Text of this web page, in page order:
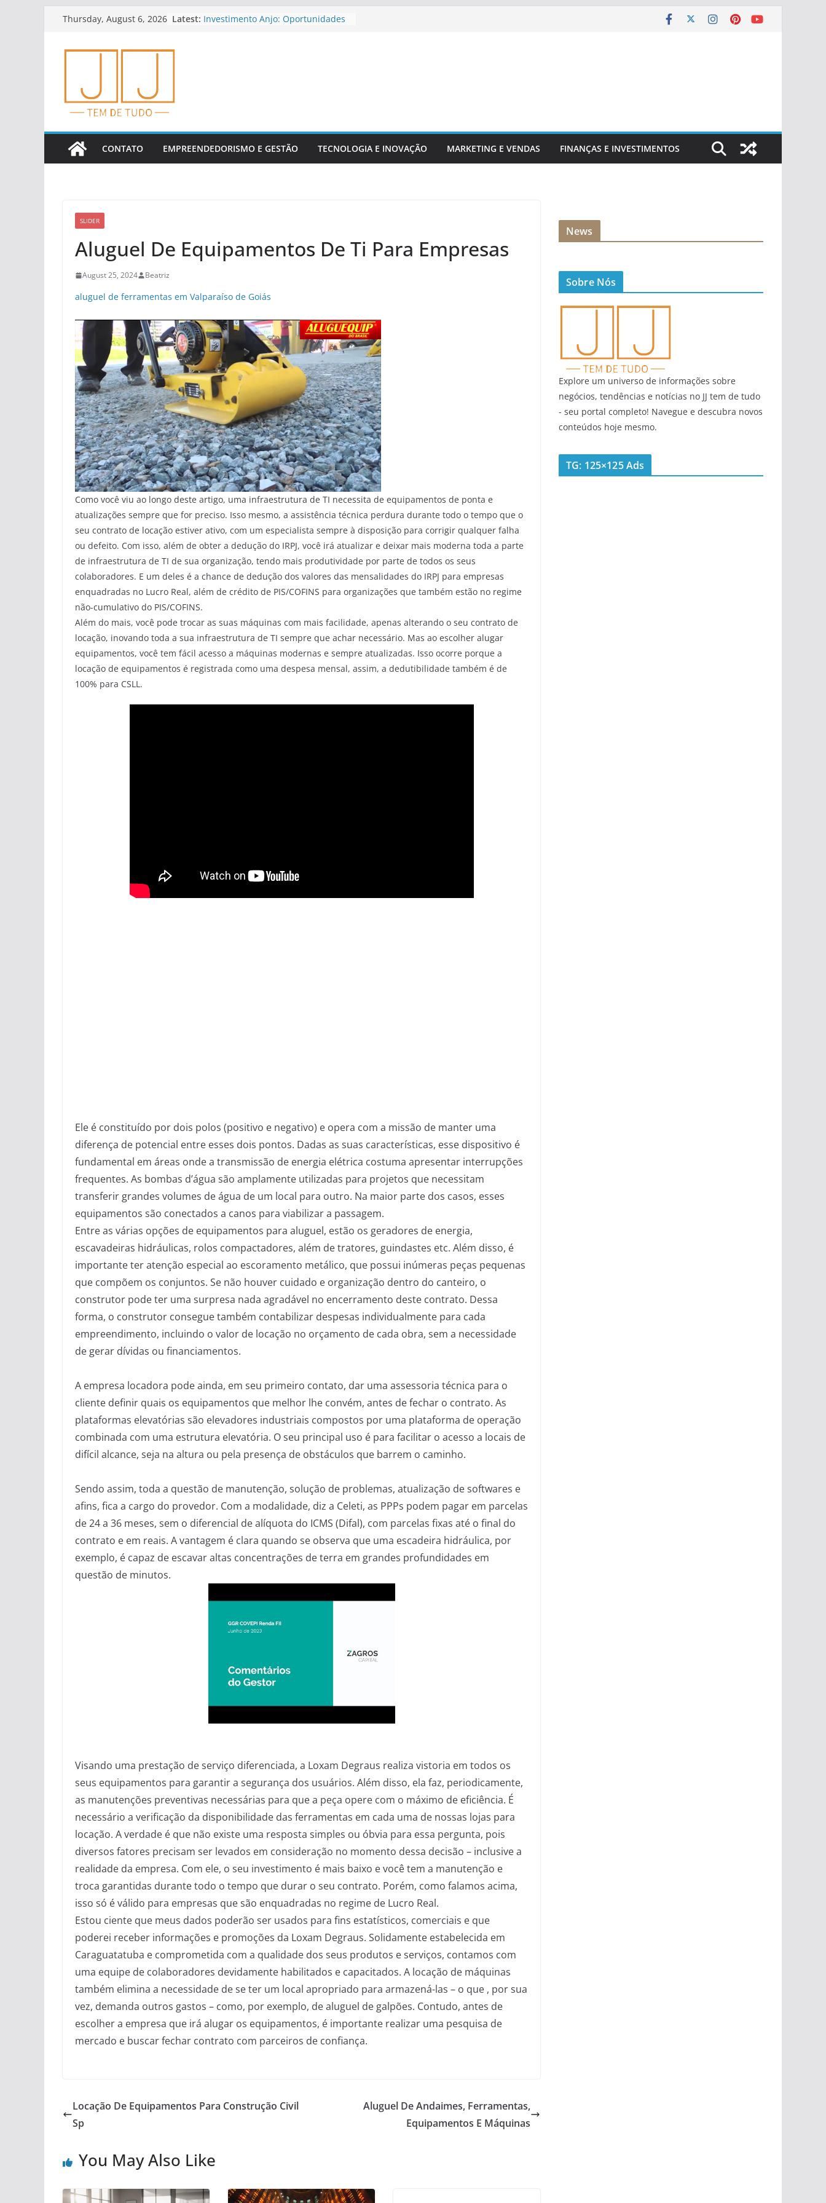
content
Thursday, August 6, 2026 Latest: Investimento Anjo: Oportunidades
Financeiros
CONTATO
EMPREENDEDORISMO E GESTÃO TECNOLOGIA E INOVAÇÃO MARKETING E VENDAS FINANÇAS E INVESTIMENTOS
SLIDER
Aluguel De Equipamentos De Ti Para Empresas
August 25, 2024 Beatriz
aluguel de ferramentas em Valparaíso de Goiás
Como você viu ao longo deste artigo, uma infraestrutura de TI necessita de equipamentos de ponta e
atualizações sempre que for preciso. Isso mesmo, a assistência técnica perdura durante todo o tempo que o
seu contrato de locação estiver ativo, com um especialista sempre à disposição para corrigir qualquer falha
ou defeito. Com isso, além de obter a dedução do IRPJ, você irá atualizar e deixar mais moderna toda a parte
de infraestrutura de TI de sua organização, tendo mais produtividade por parte de todos os seus
colaboradores. E um deles é a chance de dedução dos valores das mensalidades do IRPJ para empresas
enquadradas no Lucro Real, além de crédito de PIS/COFINS para organizações que também estão no regime
não-cumulativo do PIS/COFINS.
Além do mais, você pode trocar as suas máquinas com mais facilidade, apenas alterando o seu contrato de
locação, inovando toda a sua infraestrutura de TI sempre que achar necessário. Mas ao escolher alugar
equipamentos, você tem fácil acesso a máquinas modernas e sempre atualizadas. Isso ocorre porque a
locação de equipamentos é registrada como uma despesa mensal, assim, a dedutibilidade também é de
100% para CSLL.
Ele é constituído por dois polos (positivo e negativo) e opera com a missão de manter uma
diferença de potencial entre esses dois pontos. Dadas as suas características, esse dispositivo é
fundamental em áreas onde a transmissão de energia elétrica costuma apresentar interrupções
frequentes. As bombas d’água são amplamente utilizadas para projetos que necessitam
transferir grandes volumes de água de um local para outro. Na maior parte dos casos, esses
equipamentos são conectados a canos para viabilizar a passagem.
Entre as várias opções de equipamentos para aluguel, estão os geradores de energia,
escavadeiras hidráulicas, rolos compactadores, além de tratores, guindastes etc. Além disso, é
importante ter atenção especial ao escoramento metálico, que possui inúmeras peças pequenas
que compõem os conjuntos. Se não houver cuidado e organização dentro do canteiro, o
construtor pode ter uma surpresa nada agradável no encerramento deste contrato. Dessa
forma, o construtor consegue também contabilizar despesas individualmente para cada
empreendimento, incluindo o valor de locação no orçamento de cada obra, sem a necessidade
de gerar dívidas ou financiamentos.
A empresa locadora pode ainda, em seu primeiro contato, dar uma assessoria técnica para o
cliente definir quais os equipamentos que melhor lhe convém, antes de fechar o contrato. As
plataformas elevatórias são elevadores industriais compostos por uma plataforma de operação
combinada com uma estrutura elevatória. O seu principal uso é para facilitar o acesso a locais de
difícil alcance, seja na altura ou pela presença de obstáculos que barrem o caminho.
Sendo assim, toda a questão de manutenção, solução de problemas, atualização de softwares e
afins, fica a cargo do provedor. Com a modalidade, diz a Celeti, as PPPs podem pagar em parcelas
de 24 a 36 meses, sem o diferencial de alíquota do ICMS (Difal), com parcelas fixas até o final do
contrato e em reais. A vantagem é clara quando se observa que uma escadeira hidráulica, por
exemplo, é capaz de escavar altas concentrações de terra em grandes profundidades em
questão de minutos.
Visando uma prestação de serviço diferenciada, a Loxam Degraus realiza vistoria em todos os
seus equipamentos para garantir a segurança dos usuários. Além disso, ela faz, periodicamente,
as manutenções preventivas necessárias para que a peça opere com o máximo de eficiência. É
necessário a verificação da disponibilidade das ferramentas em cada uma de nossas lojas para
locação. A verdade é que não existe uma resposta simples ou óbvia para essa pergunta, pois
diversos fatores precisam ser levados em consideração no momento dessa decisão – inclusive a
realidade da empresa. Com ele, o seu investimento é mais baixo e você tem a manutenção e
troca garantidas durante todo o tempo que durar o seu contrato. Porém, como falamos acima,
isso só é válido para empresas que são enquadradas no regime de Lucro Real.
Estou ciente que meus dados poderão ser usados para fins estatísticos, comerciais e que
poderei receber informações e promoções da Loxam Degraus. Solidamente estabelecida em
Caraguatatuba e comprometida com a qualidade dos seus produtos e serviços, contamos com
uma equipe de colaboradores devidamente habilitados e capacitados. A locação de máquinas
também elimina a necessidade de se ter um local apropriado para armazená-las – o que , por sua
vez, demanda outros gastos – como, por exemplo, de aluguel de galpões. Contudo, antes de
escolher a empresa que irá alugar os equipamentos, é importante realizar uma pesquisa de
mercado e buscar fechar contrato com parceiros de confiança.
Locação De Equipamentos Para Construção Civil
Sp
Aluguel De Andaimes, Ferramentas,
Equipamentos E Máquinas
You May Also Like
News
Sobre Nós
Explore um universo de informações sobre
negócios, tendências e notícias no JJ tem de tudo
- seu portal completo! Navegue e descubra novos
conteúdos hoje mesmo.
TG: 125×125 Ads